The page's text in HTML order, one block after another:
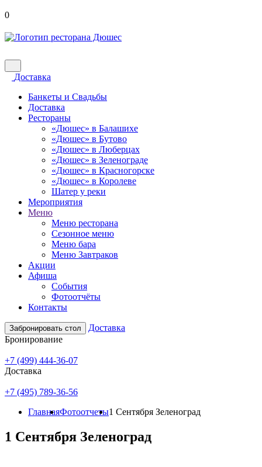
0
Доставка
Банкеты и Свадьбы
Доставка
Рестораны
«Дюшес» в Балашихе
«Дюшес» в Бутово
«Дюшес» в Люберцах
«Дюшес» в Зеленограде
«Дюшес» в Красногорске
«Дюшес» в Королеве
Шатер у реки
Мероприятия
Меню
Меню ресторана
Сезонное меню
Меню бара
Меню Завтраков
Акции
Афиша
События
Фотоотчёты
Контакты
Забронировать стол
Доставка
Бронирование
+7 (499) 444-36-07
Доставка
+7 (495) 789-36-56
ГлавнаяФотоотчеты1 Сентября Зеленоград
1 Сентября Зеленоград